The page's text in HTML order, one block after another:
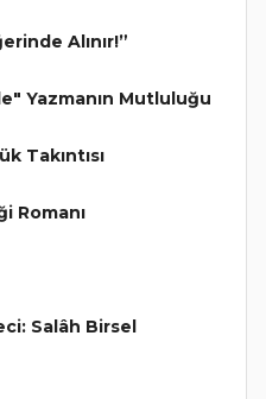
Alınır!”
Yazmanın Mutluluğu
Takıntısı
Romanı
Salâh Birsel